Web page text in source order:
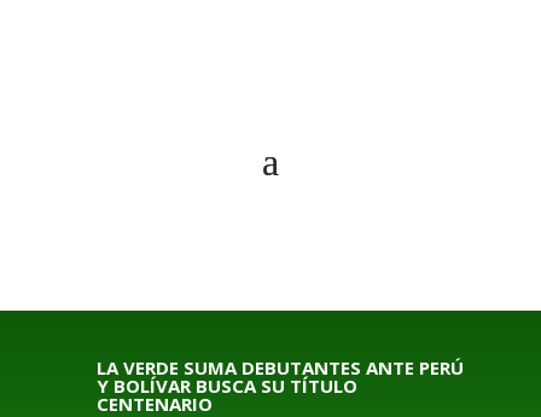
LA VERDE SUMA DEBUTANTES ANTE PERÚ
Y BOLÍVAR BUSCA SU TÍTULO
CENTENARIO